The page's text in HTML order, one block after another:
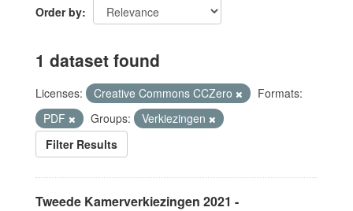
Order by
1 dataset found
Licenses: Creative Commons CCZero
Formats:
PDF
Groups:
Verkiezingen
Filter Results
Tweede Kamerverkiezingen 2021 -